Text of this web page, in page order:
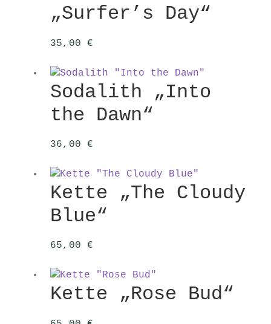
„Surfer’s Day“
35,00€
Sodalith „Into
the Dawn“
36,00€
Kette „The Cloudy
Blue“
65,00€
Kette „Rose Bud“